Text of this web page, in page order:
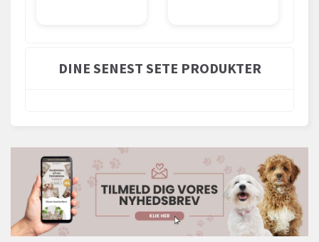
DINE SENEST SETE PRODUKTER